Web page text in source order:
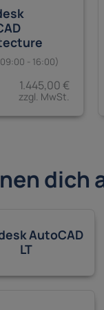
- 16:00)
1.445,00 €
zzgl. MwSt.
dich
AutoCAD
LT